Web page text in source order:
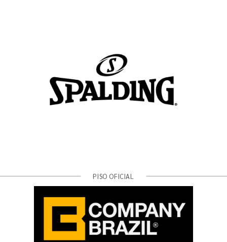
PISO OFICIAL